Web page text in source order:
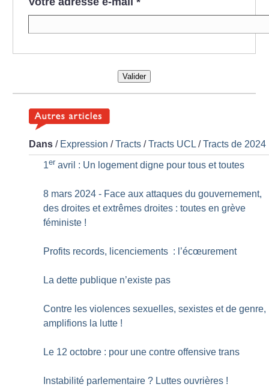
Valider
Dans / Expression /Tracts /Tracts UCL/Tracts de 2024
1er avril : Un logement digne pour tous et toutes
8 mars 2024 - Face aux attaques du gouvernement,
des droites et extrêmes droites : toutes en grève
féministe !
Profits records, licenciements : l’écœurement
La dette publique n’existe pas
Contre les violences sexuelles, sexistes et de genre,
amplifions la lutte !
Le 12 octobre : pour une contre offensive trans
Instabilité parlementaire ? Luttes ouvrières !